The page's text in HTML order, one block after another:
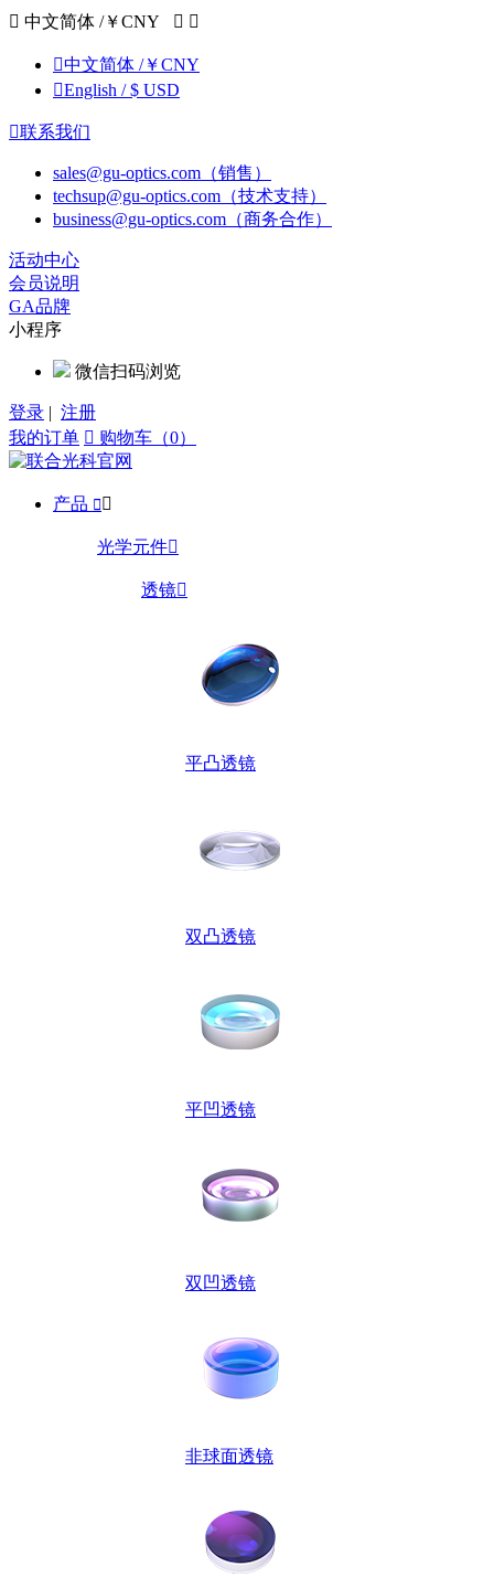
 中文简体 /￥CNY  
中文简体 /￥CNY
English / $ USD
联系我们
sales@gu-optics.com（销售）
techsup@gu-optics.com（技术支持）
business@gu-optics.com（商务合作）
活动中心
会员说明
GA品牌
小程序
微信扫码浏览
登录 | 注册
我的订单  购物车（0）
产品  
光学元件
透镜
平凸透镜
双凸透镜
平凹透镜
双凹透镜
非球面透镜